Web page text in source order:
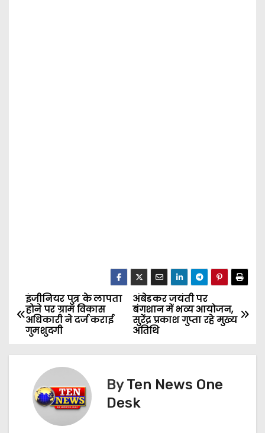
P
o
s
अंबेडकर जयंती पर
बंगशान में भव्य आयोजन,
सुरेंद्र प्रकाश गुप्ता रहे मुख्य
अतिथि
इंजीनियर पुत्र के लापता
होने पर ग्राम विकास
अधिकारी ने दर्ज कराई
गुमशुदगी
ByTen News One
Desk